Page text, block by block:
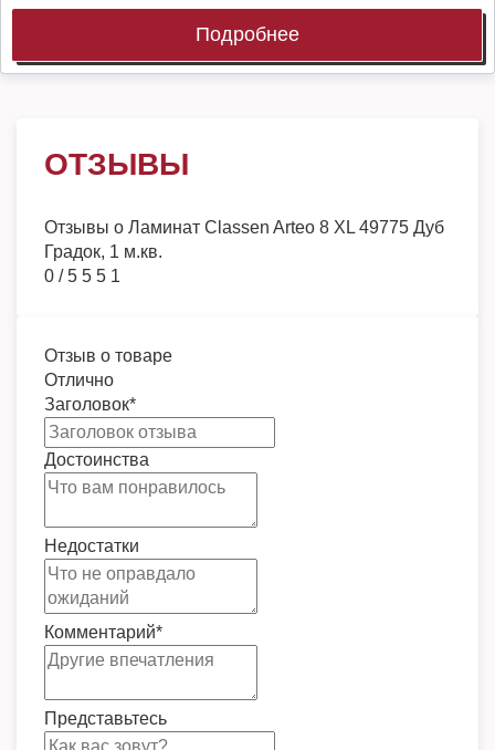
Подробнее
ОТЗЫВЫ
Отзывы о Ламинат Classen Arteo 8 XL 49775 Дуб
Градок, 1 м.кв.
0 /5 5 5 1
Отзыв о товаре
Отлично
Заголовок*
Достоинства
Недостатки
Комментарий*
Представьтесь